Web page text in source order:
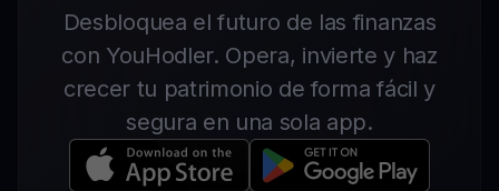
Desbloquea el futuro de las finanzas
con YouHodler. Opera, invierte y haz
crecer tu patrimonio de forma fácil y
segura en una sola app.